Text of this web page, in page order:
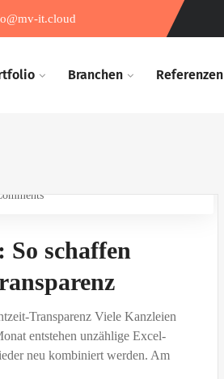
it.cloud
Branchen​ Referenzen​
schaffen
Transparenz Viele Kanzleien
entstehen unzählige Excel-
neu kombiniert werden. Am